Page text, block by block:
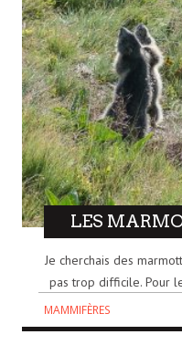
LES
Je cherchais des
pas trop difficile. Pour
MAMMIFÈRES